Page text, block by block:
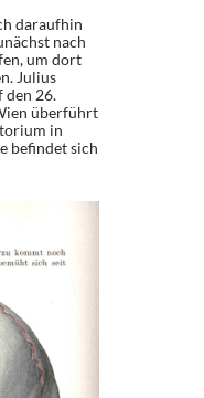
daraufhin
nach
um dort
Julius
den 26.
überführt
in
befindet sich